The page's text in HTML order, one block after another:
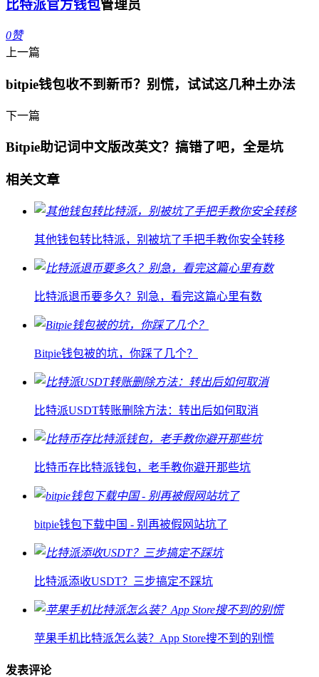
比特派官方钱包管理员
0赞
上一篇
bitpie钱包收不到新币？别慌，试试这几种土办法
下一篇
Bitpie助记词中文版改英文？搞错了吧，全是坑
相关文章
其他钱包转比特派，别被坑了手把手教你安全转移
比特派退币要多久？别急，看完这篇心里有数
Bitpie钱包被的坑，你踩了几个？
比特派USDT转账删除方法：转出后如何取消
比特币存比特派钱包，老手教你避开那些坑
bitpie钱包下载中国 - 别再被假网站坑了
比特派添收USDT？三步搞定不踩坑
苹果手机比特派怎么装？App Store搜不到的别慌
发表评论